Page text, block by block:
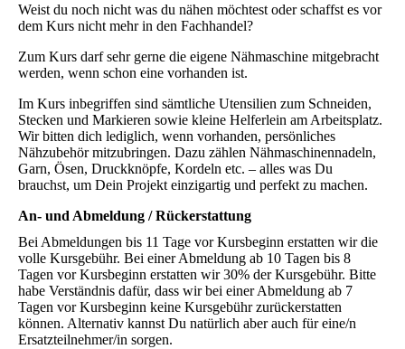
Weist du noch nicht was du nähen möchtest oder schaffst es vor
dem Kurs nicht mehr in den Fachhandel?
Zum Kurs darf sehr gerne die eigene Nähmaschine mitgebracht
werden, wenn schon eine vorhanden ist.
Im Kurs inbegriffen sind sämtliche Utensilien zum Schneiden,
Stecken und Markieren sowie kleine Helferlein am Arbeitsplatz.
Wir bitten dich lediglich, wenn vorhanden, persönliches
Nähzubehör mitzubringen. Dazu zählen Nähmaschinennadeln,
Garn, Ösen, Druckknöpfe, Kordeln etc. – alles was Du
brauchst, um Dein Projekt einzigartig und perfekt zu machen.
An- und Abmeldung / Rückerstattung
Bei Abmeldungen bis 11 Tage vor Kursbeginn erstatten wir die
volle Kursgebühr. Bei einer Abmeldung ab 10 Tagen bis 8
Tagen vor Kursbeginn erstatten wir 30% der Kursgebühr. Bitte
habe Verständnis dafür, dass wir bei einer Abmeldung ab 7
Tagen vor Kursbeginn keine Kursgebühr zurückerstatten
können. Alternativ kannst Du natürlich aber auch für eine/n
Ersatzteilnehmer/in sorgen.